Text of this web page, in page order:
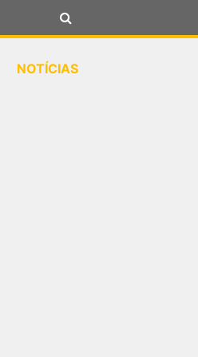
NOTÍCIAS